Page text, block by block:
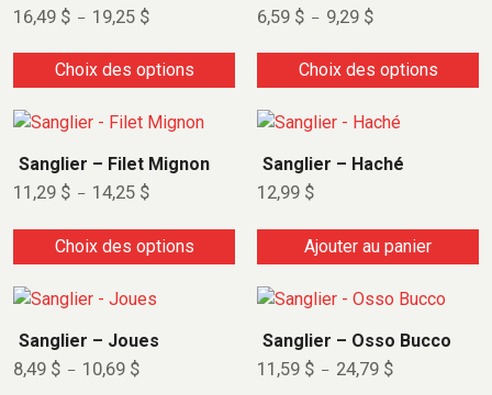
16,49 $ – 19,25 $
Choix des options
6,59 $ – 9,29 $
Choix des options
Sanglier – Filet Mignon
11,29 $ – 14,25 $
Choix des options
Sanglier – Haché
12,99 $
Ajouter au panier
Sanglier – Joues
8,49 $ – 10,69 $
Sanglier – Osso Bucco
11,59 $ – 24,79 $